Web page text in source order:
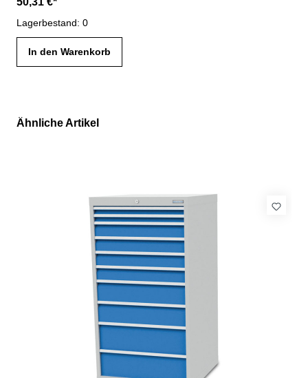
Lagerbestand: 0
In den Warenkorb
Produktgalerie überspringen
Ähnliche Artikel